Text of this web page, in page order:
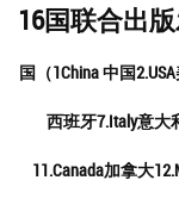
16国联合出
国（1China 中国
西班牙7.Italy意大
11.Canada加拿大